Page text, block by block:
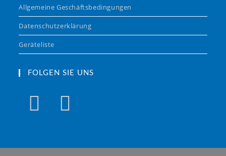
Allgemeine Geschäftsbedingungen
Datenschutzerklärung
Geräteliste
FOLGEN SIE UNS